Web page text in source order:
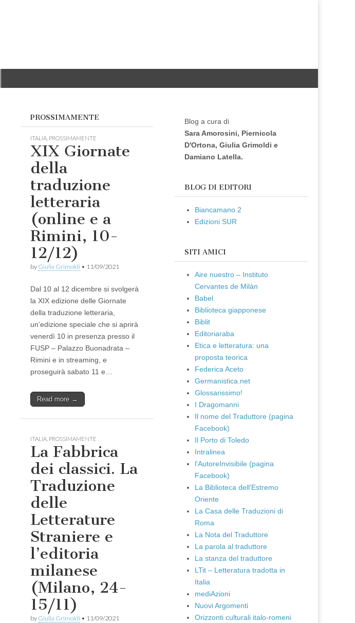
PROSSIMAMENTE
ITALIA PROSSIMAMENTE
XIX Giornate
della
traduzione
letteraria
(online e a
Rimini, 10-
12/12)
by Giulia Grimoldi • 11/09/2021
Dal 10 al 12 dicembre si svolgerà
la XIX edizione delle Giornate
della traduzione letteraria,
un’edizione speciale che si aprirà
venerdì 10 in presenza presso il
FUSP – Palazzo Buonadrata –
Rimini e in streaming, e
proseguirà sabato 11 e…
Read more →
ITALIA PROSSIMAMENTE
La Fabbrica
dei classici. La
Traduzione
delle
Letterature
Straniere e
l’editoria
milanese
(Milano, 24-
15/11)
by Giulia Grimoldi • 11/09/2021
Blog a cura di
Sara Amorosini, Piernicola
D'Ortona, Giulia Grimoldi e
Damiano Latella.
BLOG DI EDITORI
Biancamano 2
Edizioni SUR
SITI AMICI
Aire nuestro – Instituto
Cervantes de Milán
Babel
Biblioteca giapponese
Biblit
Editoriaraba
Etica e letteratura: una
proposta teorica
Federica Aceto
Germanistica.net
Glossarissimo!
I Dragomanni
Il nome del Traduttore (pagina
Facebook)
Il Porto di Toledo
Intralinea
l'AutoreInvisibile (pagina
Facebook)
La Biblioteca dell'Estremo
Oriente
La Casa delle Traduzioni di
Roma
La Nota del Traduttore
La parola al traduttore
La stanza del traduttore
LTit – Letteratura tradotta in
Italia
mediAzioni
Nuovi Argomenti
Orizzonti culturali italo-romeni